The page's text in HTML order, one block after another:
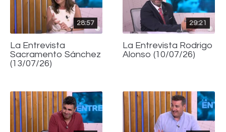
28:57
La Entrevista
Sacramento Sánchez
(13/07/26)
29:21
La Entrevista Rodrigo
Alonso (10/07/26)